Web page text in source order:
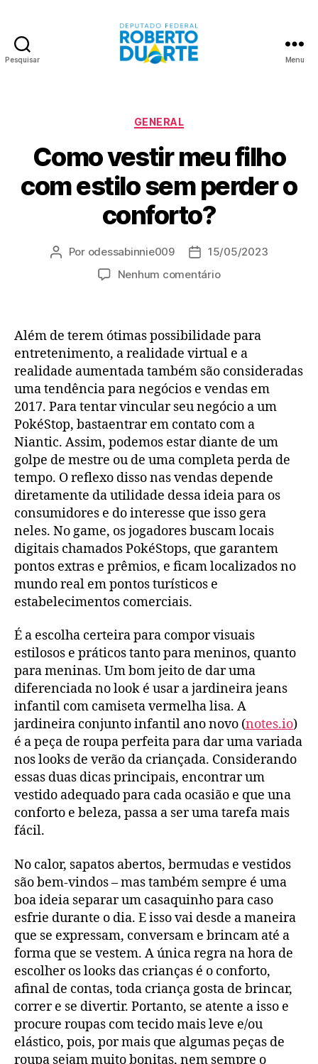
Pesquisar Menu
Categorias
GENERAL
Como vestir meu filho
com estilo sem perder o
conforto?
Autor
Por odessabinnie009
Data
de
15/05/2023
Nenhum comentárioem
filho
com
estilo
sem
perder
o
conforto?
Além de terem ótimas possibilidade para
entretenimento, a realidade virtual e a
realidade aumentada também são consideradas
uma tendência para negócios e vendas em
2017. Para tentar vincular seu negócio a um
PokéStop, bastaentrar em contato com a
Niantic. Assim, podemos estar diante de um
golpe de mestre ou de uma completa perda de
tempo. O reflexo disso nas vendas depende
diretamente da utilidade dessa ideia para os
consumidores e do interesse que isso gera
neles. No game, os jogadores buscam locais
digitais chamados PokéStops, que garantem
pontos extras e prêmios, e ficam localizados no
mundo real em pontos turísticos e
estabelecimentos comerciais.
É a escolha certeira para compor visuais
estilosos e práticos tanto para meninos, quanto
para meninas. Um bom jeito de dar uma
diferenciada no look é usar a jardineira jeans
infantil com camiseta vermelha lisa. A
jardineira conjunto infantil ano novo (notes.io)
é a peça de roupa perfeita para dar uma variada
nos looks de verão da criançada. Considerando
essas duas dicas principais, encontrar um
vestido adequado para cada ocasião e que una
conforto e beleza, passa a ser uma tarefa mais
fácil.
No calor, sapatos abertos, bermudas e vestidos
são bem-vindos – mas também sempre é uma
boa ideia separar um casaquinho para caso
esfrie durante o dia. E isso vai desde a maneira
que se expressam, conversam e brincam até a
forma que se vestem. A única regra na hora de
escolher os looks das crianças é o conforto,
afinal de contas, toda criança gosta de brincar,
correr e se divertir. Portanto, se atente a isso e
procure roupas com tecido mais leve e/ou
elástico, pois, por mais que algumas peças de
roupa sejam muito bonitas, nem sempre o